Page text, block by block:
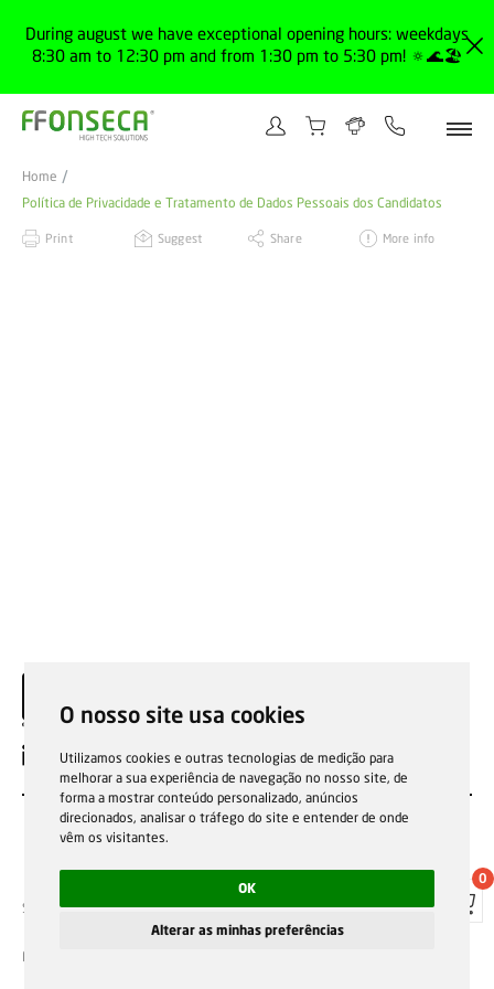
O nosso site usa cookies
Utilizamos cookies e outras tecnologias de medição para
melhorar a sua experiência de navegação no nosso site, de
forma a mostrar conteúdo personalizado, anúncios
direcionados, analisar o tráfego do site e entender de onde
vêm os visitantes.
OK
Alterar as minhas preferências
During august we have exceptional opening hours: weekdays
8:30 am to 12:30 pm and from 1:30 pm to 5:30 pm! 🔅🌊🏖️
Home
Política de Privacidade e Tratamento de Dados Pessoais dos Candidatos
Print Suggest Share More info
EN
Sale general conditions
Garantias, reparações e devoluções
Privacy Policy Reporting channel
F.Fonseca © All rights reserved.
0